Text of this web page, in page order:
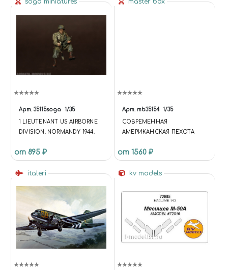
soga miniatures
Арт. 35115soga 1/35
1 LIEUTENANT US AIRBORNE
DIVISION. NORMANDY 1944.
от 895 ₽
master box
Арт. mb35154 1/35
СОВРЕМЕННАЯ
АМЕРИКАНСКАЯ ПЕХОТА
от 1560 ₽
italeri kv models